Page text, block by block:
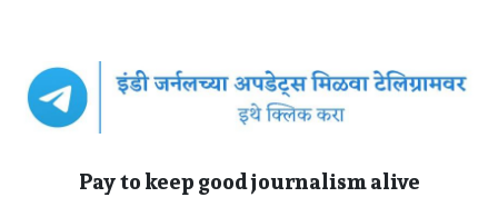
Pay to keep good journalism alive